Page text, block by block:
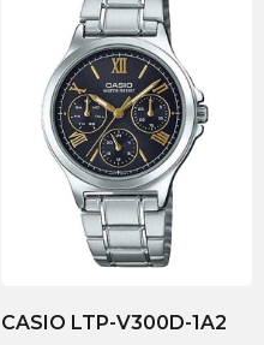
CASIO LTP-V300D-1A2